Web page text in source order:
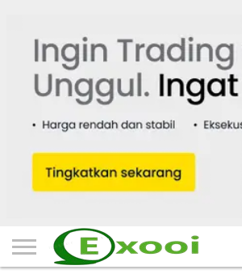
HOME
FILTER
BERITA
BIODATA
CERITA
CERPEN
EKSKLUSIF
FOTO
VIDEO
MORE